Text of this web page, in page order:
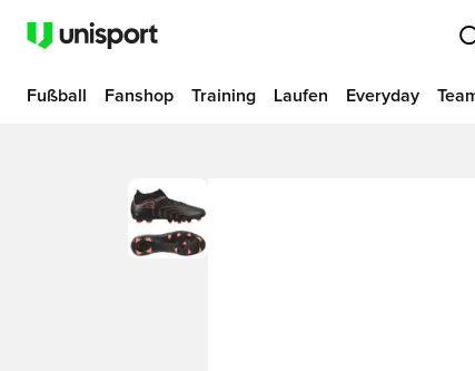
Fußball Fanshop Training Laufen Everyday